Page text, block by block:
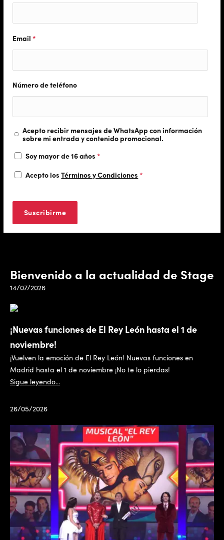
Email *
Número de teléfono
Acepto recibir mensajes de WhatsApp con información
sobre mi entrada y contenido promocional.
Soy mayor de 16 años *
Acepto losTérminos y Condiciones *
Bienvenido a la actualidad de Stage
14/07/2026
¡Nuevas funciones de El Rey León hasta el 1 de
noviembre!
¡Vuelven la emoción de El Rey León! Nuevas funciones en
Madrid hasta el 1 de noviembre ¡No te lo pierdas!
Sigue leyendo...
26/05/2026